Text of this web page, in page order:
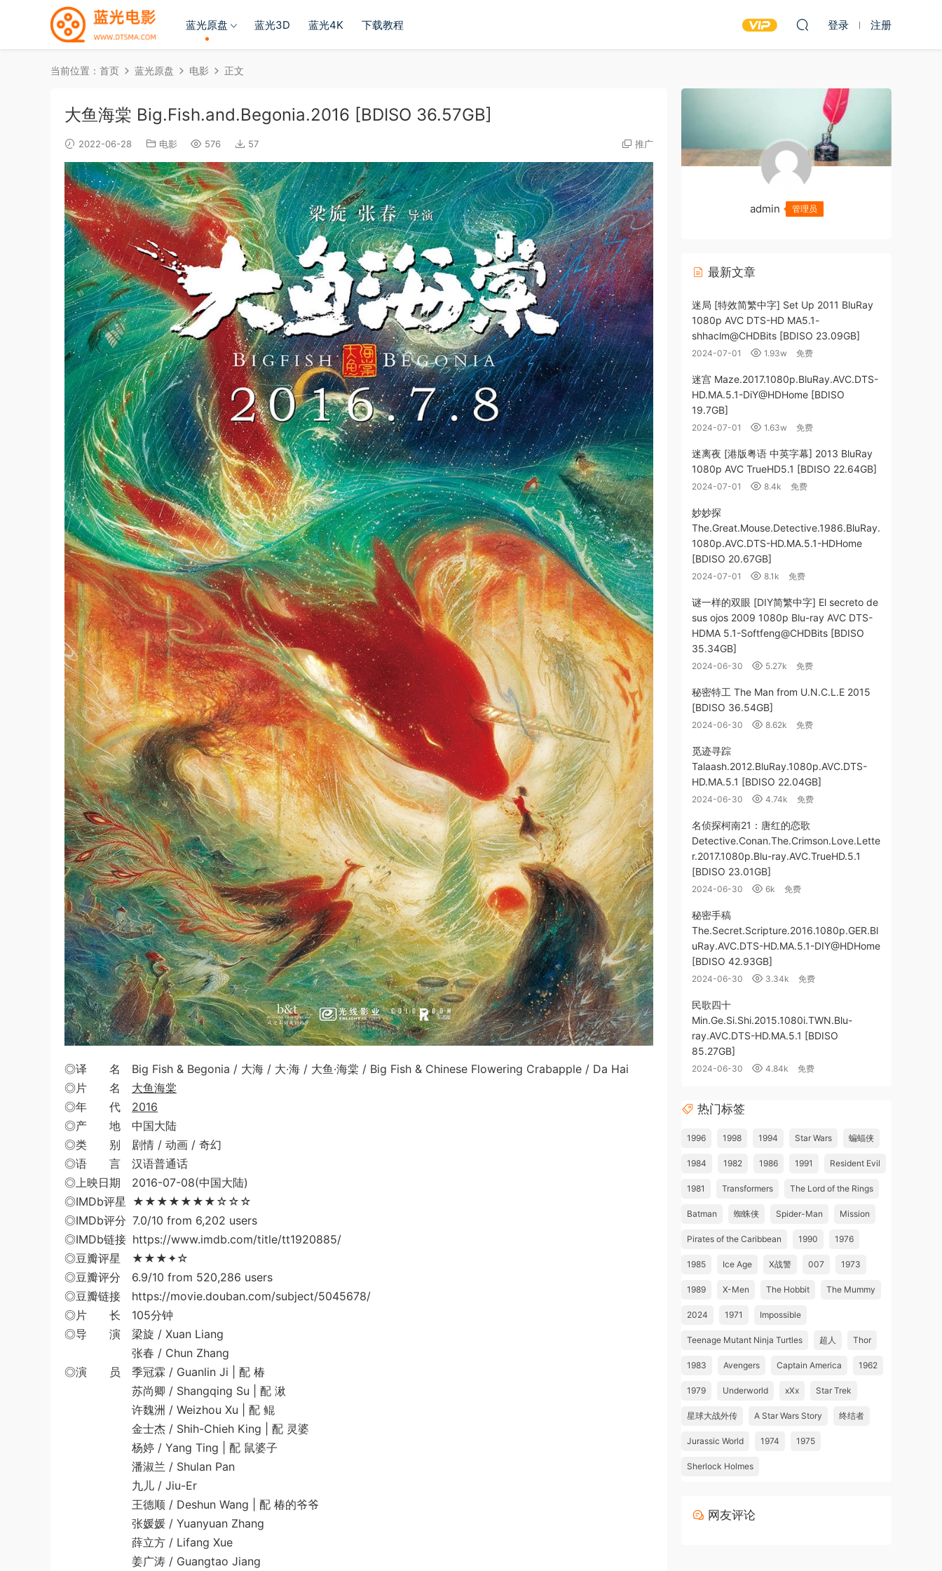
蓝光原盘 蓝光3D 蓝光4K 下载教程 登录 注册
当前位置： 首页 蓝光原盘 电影 正文
大鱼海棠 Big.Fish.and.Begonia.2016 [BDISO 36.57GB]
2022-06-28 电影 576 57 推广
◎译 名 Big Fish & Begonia / 大海 / 大·海 / 大鱼·海棠 / Big Fish & Chinese Flowering Crabapple / Da Hai
◎片 名 大鱼海棠
◎年 代 2016
◎产 地 中国大陆
◎类 别 剧情 / 动画 / 奇幻
◎语 言 汉语普通话
◎上映日期 2016-07-08(中国大陆)
◎IMDb评星 ★★★★★★★☆☆☆
◎IMDb评分 7.0/10 from 6,202 users
◎IMDb链接 https://www.imdb.com/title/tt1920885/
◎豆瓣评星 ★★★✦☆
◎豆瓣评分 6.9/10 from 520,286 users
◎豆瓣链接 https://movie.douban.com/subject/5045678/
◎片 长 105分钟
◎导 演 梁旋 / Xuan Liang
张春 / Chun Zhang
◎演 员 季冠霖 / Guanlin Ji | 配 椿
苏尚卿 / Shangqing Su | 配 湫
许魏洲 / Weizhou Xu | 配 鲲
金士杰 / Shih-Chieh King | 配 灵婆
杨婷 / Yang Ting | 配 鼠婆子
潘淑兰 / Shulan Pan
九儿 / Jiu-Er
王德顺 / Deshun Wang | 配 椿的爷爷
张媛媛 / Yuanyuan Zhang
薛立方 / Lifang Xue
姜广涛 / Guangtao Jiang
admin 管理员
最新文章
迷局 [特效简繁中字] Set Up 2011 BluRay
1080p AVC DTS-HD MA5.1-
shhaclm@CHDBits [BDISO 23.09GB]
2024-07-01 1.93w 免费
迷宫 Maze.2017.1080p.BluRay.AVC.DTS-
HD.MA.5.1-DiY@HDHome [BDISO
19.7GB]
2024-07-01 1.63w 免费
迷离夜 [港版粤语 中英字幕] 2013 BluRay
1080p AVC TrueHD5.1 [BDISO 22.64GB]
2024-07-01 8.4k 免费
妙妙探
The.Great.Mouse.Detective.1986.BluRay.
1080p.AVC.DTS-HD.MA.5.1-HDHome
[BDISO 20.67GB]
2024-07-01 8.1k 免费
谜一样的双眼 [DIY简繁中字] El secreto de
sus ojos 2009 1080p Blu-ray AVC DTS-
HDMA 5.1-Softfeng@CHDBits [BDISO
35.34GB]
2024-06-30 5.27k 免费
秘密特工 The Man from U.N.C.L.E 2015
[BDISO 36.54GB]
2024-06-30 8.62k 免费
觅迹寻踪
Talaash.2012.BluRay.1080p.AVC.DTS-
HD.MA.5.1 [BDISO 22.04GB]
2024-06-30 4.74k 免费
名侦探柯南21：唐红的恋歌
Detective.Conan.The.Crimson.Love.Lette
r.2017.1080p.Blu-ray.AVC.TrueHD.5.1
[BDISO 23.01GB]
2024-06-30 6k 免费
秘密手稿
The.Secret.Scripture.2016.1080p.GER.Bl
uRay.AVC.DTS-HD.MA.5.1-DIY@HDHome
[BDISO 42.93GB]
2024-06-30 3.34k 免费
民歌四十
Min.Ge.Si.Shi.2015.1080i.TWN.Blu-
ray.AVC.DTS-HD.MA.5.1 [BDISO
85.27GB]
2024-06-30 4.84k 免费
热门标签
1996 1998 1994 Star Wars 蝙蝠侠
1984 1982 1986 1991 Resident Evil
1981 Transformers The Lord of the Rings
Batman 蜘蛛侠 Spider-Man Mission
Pirates of the Caribbean 1990 1976
1985 Ice Age X战警 007 1973
1989 X-Men The Hobbit The Mummy
2024 1971 Impossible
Teenage Mutant Ninja Turtles 超人 Thor
1983 Avengers Captain America 1962
1979 Underworld xXx Star Trek
星球大战外传 A Star Wars Story 终结者
Jurassic World 1974 1975
Sherlock Holmes
网友评论